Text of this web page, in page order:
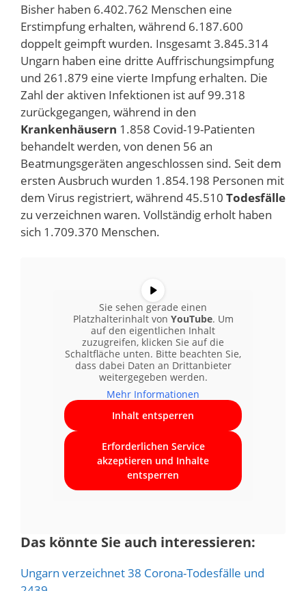
Bisher haben 6.402.762 Menschen eine
Erstimpfung erhalten, während 6.187.600
doppelt geimpft wurden. Insgesamt 3.845.314
Ungarn haben eine dritte Auffrischungsimpfung
und 261.879 eine vierte Impfung erhalten. Die
Zahl der aktiven Infektionen ist auf 99.318
zurückgegangen, während in den
Krankenhäusern 1.858 Covid-19-Patienten
behandelt werden, von denen 56 an
Beatmungsgeräten angeschlossen sind. Seit dem
ersten Ausbruch wurden 1.854.198 Personen mit
dem Virus registriert, während 45.510 Todesfälle
zu verzeichnen waren. Vollständig erholt haben
sich 1.709.370 Menschen.
Sie sehen gerade einen
Platzhalterinhalt von YouTube. Um
auf den eigentlichen Inhalt
zuzugreifen, klicken Sie auf die
Schaltfläche unten. Bitte beachten Sie,
dass dabei Daten an Drittanbieter
weitergegeben werden.
Mehr Informationen
Inhalt entsperren
Erforderlichen Service
akzeptieren und Inhalte
entsperren
Das könnte Sie auch interessieren:
Ungarn verzeichnet 38 Corona-Todesfälle und